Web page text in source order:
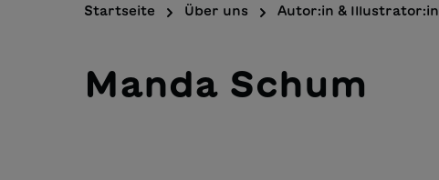
Startseite Über uns Autor:in & Illustrator:in
Manda Schum